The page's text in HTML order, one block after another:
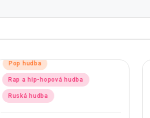
Posted
in
Pop hudba
Rap a hip-hopová hudba
Ruská hudba